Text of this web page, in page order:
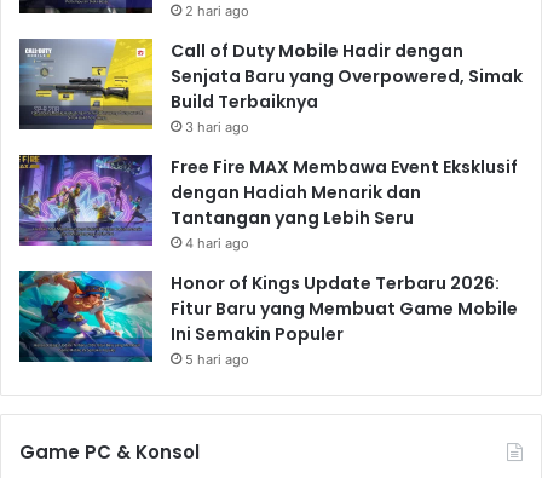
2 hari ago
Call of Duty Mobile Hadir dengan
Senjata Baru yang Overpowered, Simak
Build Terbaiknya
3 hari ago
Free Fire MAX Membawa Event Eksklusif
dengan Hadiah Menarik dan
Tantangan yang Lebih Seru
4 hari ago
Honor of Kings Update Terbaru 2026:
Fitur Baru yang Membuat Game Mobile
Ini Semakin Populer
5 hari ago
Game PC & Konsol